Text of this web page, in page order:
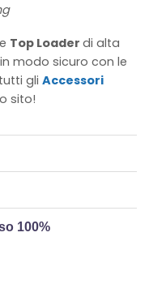
e Top Loader di alta
modo sicuro con le
gli Accessori
sito!
100%